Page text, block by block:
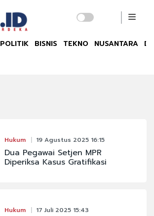
POLITIK BISNIS TEKNO NUSANTARA
Hukum 19 Agustus 2025 16:15
Dua Pegawai Setjen MPR
Diperiksa Kasus Gratifikasi
Hukum 17 Juli 2025 15:43